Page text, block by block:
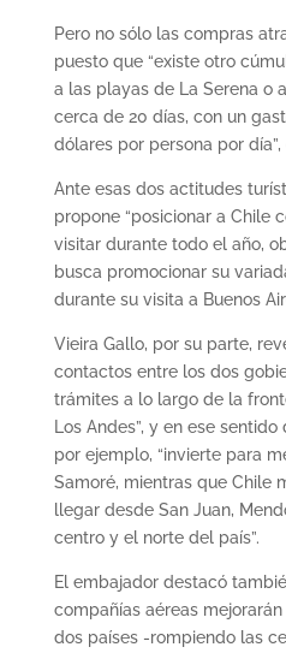
Pero no sólo las compras
puesto que “existe otro
a las playas de La Serena o
cerca de 20 días, con un
dólares por persona por
Ante esas dos actitudes
propone “posicionar a Chile
visitar durante todo el año,
busca promocionar su
durante su visita a Buenos
Vieira Gallo, por su parte,
contactos entre los dos
trámites a lo largo de la
Los Andes”, y en ese
por ejemplo, “invierte para
Samoré, mientras que Chile
llegar desde San Juan,
centro y el norte del país”.
El embajador destacó
compañías aéreas
dos países -rompiendo las